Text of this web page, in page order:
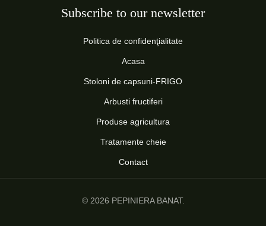
Subscribe to our newsletter
Politica de confidenţialitate
Acasa
Stoloni de capsuni-FRIGO
Arbusti fructiferi
Produse agricultura
Tratamente cheie
Contact
© 2026 PEPINIERA BANAT.